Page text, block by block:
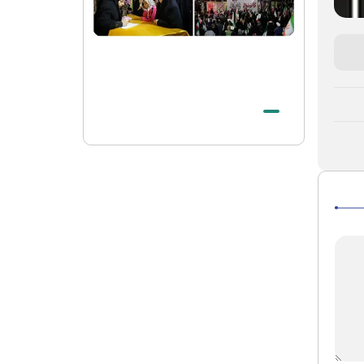
الأديان والمعتقدات
شكر الحضور المهيب للزوار والمجاورين في